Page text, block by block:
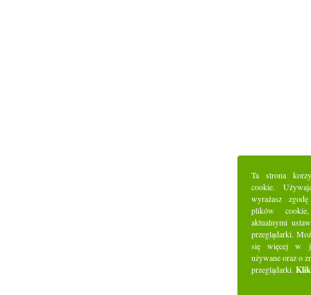
Ta strona
cookie.
wyrażasz
plików
aktualnymi
przeglądarki.
się więcej w
używane oraz o
przeglądarki.